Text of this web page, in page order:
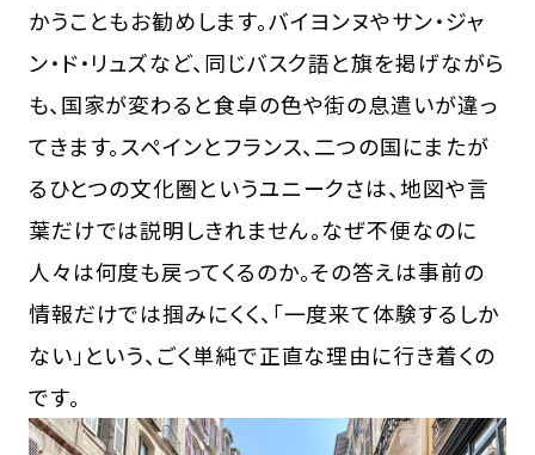
かうこともお勧めします。バイヨンヌやサン・ジャ
ン・ド・リュズなど、同じバスク語と旗を掲げながら
も、国家が変わると食卓の色や街の息遣いが違っ
てきます。スペインとフランス、二つの国にまたが
るひとつの文化圏というユニークさは、地図や言
葉だけでは説明しきれません。なぜ不便なのに
人々は何度も戻ってくるのか。その答えは事前の
情報だけでは掴みにくく、「一度来て体験するしか
ない」という、ごく単純で正直な理由に行き着くの
です。